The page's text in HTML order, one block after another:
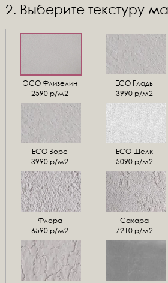
2. Выберите текстуру
ЭСО Флизелин
2590 р/м2
ЕСО Гладь
3990 р/м2
ЕСО Ворс
3990 р/м2
ЕСО Шелк
5090 р/м2
Флора
6590 р/м2
Сахара
7210 р/м2